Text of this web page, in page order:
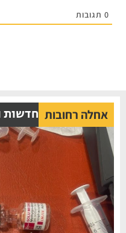
תגובות
אחלה רחובות חדשות